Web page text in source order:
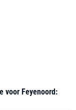
voor Feyenoord: